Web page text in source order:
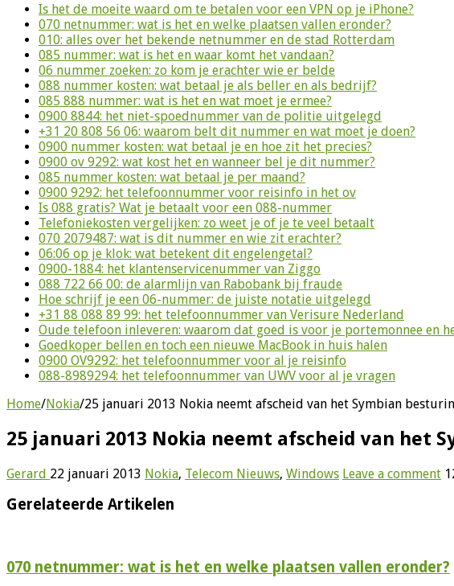
Is het de moeite waard om te betalen voor een VPN op je iPhone?
070 netnummer: wat is het en welke plaatsen vallen eronder?
010: alles over het bekende netnummer en de stad Rotterdam
085 nummer: wat is het en waar komt het vandaan?
06 nummer zoeken: zo kom je erachter wie er belde
088 nummer kosten: wat betaal je als beller en als bedrijf?
085 888 nummer: wat is het en wat moet je ermee?
0900 8844: het niet-spoednummer van de politie uitgelegd
+31 20 808 56 06: waarom belt dit nummer en wat moet je doen?
0900 nummer kosten: wat betaal je en hoe zit het precies?
0900 ov 9292: wat kost het en wanneer bel je dit nummer?
085 nummer kosten: wat betaal je per maand?
0900 9292: het telefoonnummer voor reisinfo in het ov
Is 088 gratis? Wat je betaalt voor een 088-nummer
Telefoniekosten vergelijken: zo weet je of je te veel betaalt
070 2079487: wat is dit nummer en wie zit erachter?
06:06 op je klok: wat betekent dit engelengetal?
0900-1884: het klantenservicenummer van Ziggo
088 722 66 00: de alarmlijn van Rabobank bij fraude
Hoe schrijf je een 06-nummer: de juiste notatie uitgelegd
+31 88 088 89 99: het telefoonnummer van Verisure Nederland
Oude telefoon inleveren: waarom dat goed is voor je portemonnee en
Goedkoper bellen en toch een nieuwe MacBook in huis halen
0900 OV9292: het telefoonnummer voor al je reisinfo
088-8989294: het telefoonnummer van UWV voor al je vragen
Home/Nokia/25 januari 2013 Nokia neemt afscheid van het Symbian
25 januari 2013 Nokia neemt afscheid van het
Gerard 22 januari 2013 Nokia, Telecom Nieuws, Windows Leave a comment
Gerelateerde Artikelen
070 netnummer: wat is het en welke plaatsen vallen eronder?